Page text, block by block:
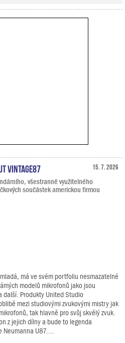
15. 7. 2026
Vintage87
všestranně využitelného
součástek americkou firmou
má ve svém portfoliu nesmazatelné
modelů mikrofonů jako jsou
další. Produkty United Studio
mezi studiovými zvukovými mistry jak
tak hlavně pro svůj skvělý zvuk.
z jejich dílny a bude to legenda
U87....